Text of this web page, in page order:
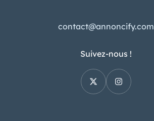
contact@annoncify.com
Suivez-nous !